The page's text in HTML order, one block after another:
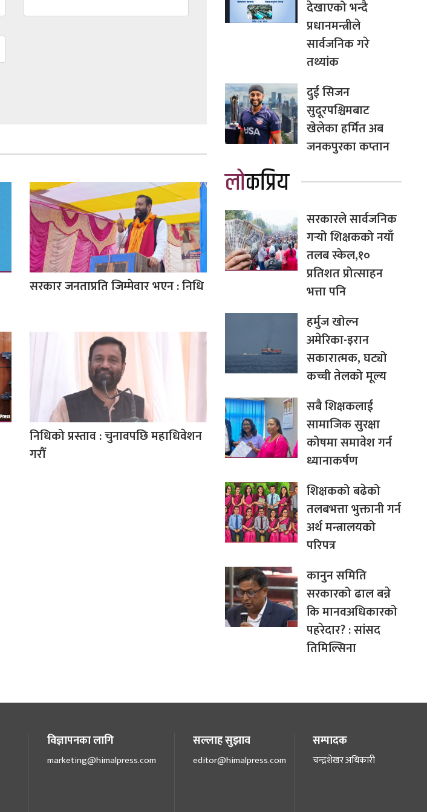
सरकार जनताप्रति जिम्मेवार भएन : निधि
निधिको प्रस्ताव : चुनावपछि महाधिवेशन
गरौँ
देखाएको भन्दै
प्रधानमन्त्रीले
सार्वजनिक गरे
तथ्यांक
दुई सिजन
सुदूरपश्चिमबाट
खेलेका हर्मित अब
जनकपुरका कप्तान
लोकप्रिय
सरकारले सार्वजनिक
गर्‍यो शिक्षकको नयाँ
तलब स्केल,१०
प्रतिशत प्रोत्साहन
भत्ता पनि
हर्मुज खोल्न
अमेरिका-इरान
सकारात्मक, घट्यो
कच्ची तेलको मूल्य
सबै शिक्षकलाई
सामाजिक सुरक्षा
कोषमा समावेश गर्न
ध्यानाकर्षण
शिक्षकको बढेको
तलबभत्ता भुक्तानी गर्न
अर्थ मन्त्रालयको
परिपत्र
कानुन समिति
सरकारको ढाल बन्ने
कि मानवअधिकारको
पहरेदार? : सांसद
तिमिल्सिना
विज्ञापनका लागि
marketing@himalpress.com
सल्लाह सुझाव
editor@himalpress.com
सम्पादक
चन्द्रशेखर अधिकारी